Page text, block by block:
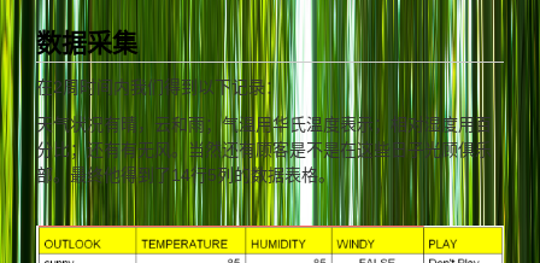
数据采集
在2周时间内我们得到以下记录：
天气状况有晴，云和雨；气温用华氏温度表示；相对湿度用百
分比；还有有无风。当然还有顾客是不是在这些日子光顾俱乐
部。最终他得到了14行5列的数据表格。